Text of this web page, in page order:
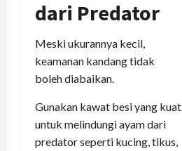
dari Predator
Meski ukurannya kecil,
keamanan kandang tidak
boleh diabaikan.
Gunakan kawat besi yang kuat
untuk melindungi ayam dari
predator seperti kucing, tikus,